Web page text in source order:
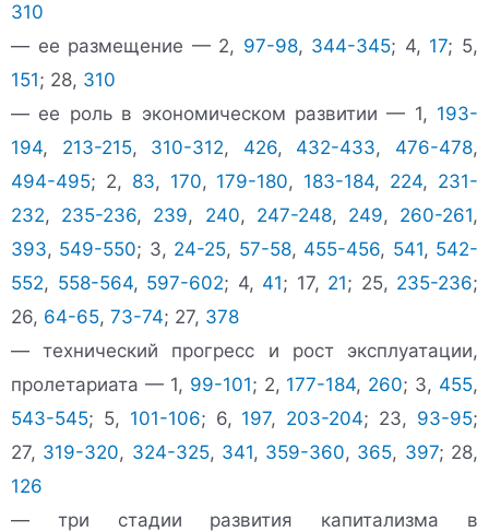
310
— ее размещение — 2, 97-98, 344-345; 4, 17; 5,
151; 28, 310
— ее роль в экономическом развитии — 1, 193-
194, 213-215, 310-312, 426, 432-433, 476-478,
494-495; 2, 83, 170, 179-180, 183-184, 224, 231-
232, 235-236, 239, 240, 247-248, 249, 260-261,
393, 549-550; 3, 24-25, 57-58, 455-456, 541, 542-
552, 558-564, 597-602; 4, 41; 17, 21; 25, 235-236;
26, 64-65, 73-74; 27, 378
— технический прогресс и рост эксплуатации,
пролетариата — 1, 99-101; 2, 177-184, 260; 3, 455,
543-545; 5, 101-106; 6, 197, 203-204; 23, 93-95;
27, 319-320, 324-325, 341, 359-360, 365, 397; 28,
126
— три стадии развития капитализма в